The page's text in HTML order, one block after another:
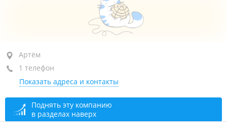
Артём, ул. Кирова, 74/2
1-й этаж
+7 965 678-23-17
сегодня закрыто
Артём
1 телефон
Показать адреса и контакты
Поднять эту компанию
в разделах наверх